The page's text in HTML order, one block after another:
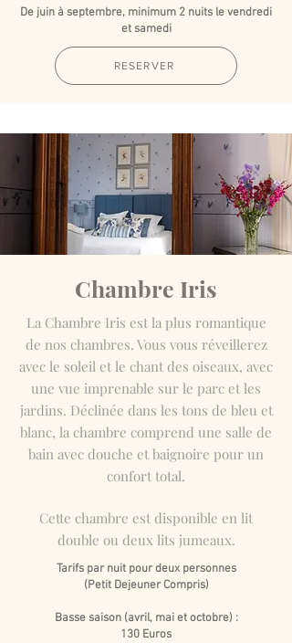
De juin à septembre, minimum 2 nuits le vendredi
et samedi
RESERVER
Chambre Iris
La Chambre Iris est la plus romantique
de nos chambres. Vous vous réveillerez
avec le soleil et le chant des oiseaux, avec
une vue imprenable sur le parc et les
jardins. Déclinée dans les tons de bleu et
blanc, la chambre comprend une salle de
bain avec douche et baignoire pour un
confort total.
Cette chambre est disponible en lit
double ou deux lits jumeaux.
Tarifs par nuit pour deux personnes
(Petit Dejeuner Compris)
Basse saison (avril, mai et octobre) :
130 Euros